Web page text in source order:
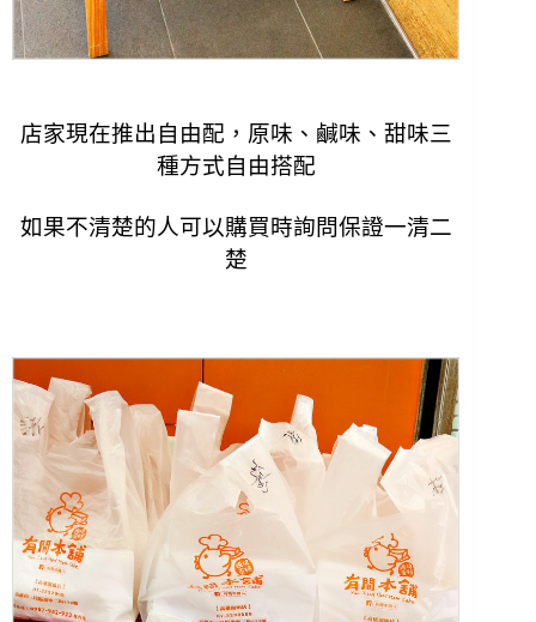
店家現在推出自由配， 原味、鹹味、甜味三
種方式自由搭配
如果不清楚的人可以購買時詢問保證一清二
楚